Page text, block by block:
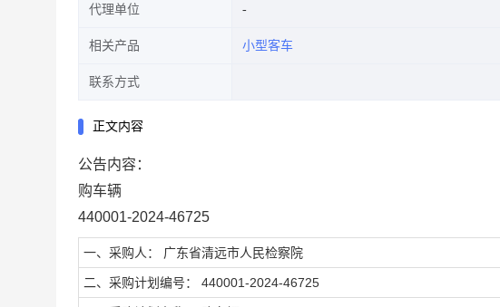
代理单位
相关产品 小型客车
联系方式
正文内容
公告内容：
购车辆
440001-2024-46725
一、采购人： 广东省清远市人民检察院
二、采购计划编号： 440001-2024-46725